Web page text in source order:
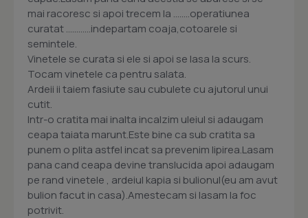
mai racoresc si apoi trecem la ........operatiunea
curatat ............indepartam coaja,cotoarele si
semintele.
Vinetele se curata si ele si apoi se lasa la scurs.
Tocam vinetele ca pentru salata.
Ardeii ii taiem fasiute sau cubulete cu ajutorul unui
cutit.
Intr-o cratita mai inalta incalzim uleiul si adaugam
ceapa taiata marunt.Este bine ca sub cratita sa
punem o plita astfel incat sa prevenim lipirea.Lasam
pana cand ceapa devine translucida apoi adaugam
pe rand vinetele , ardeiul kapia si bulionul(eu am avut
bulion facut in casa).Amestecam si lasam la foc
potrivit.